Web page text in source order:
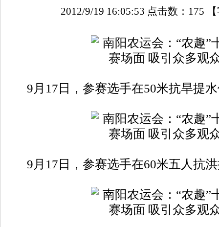
2012/9/19 16:05:53 点击数： 175
9月17日，参赛选手在50米抗旱提
9月17日，参赛选手在60米五人抗